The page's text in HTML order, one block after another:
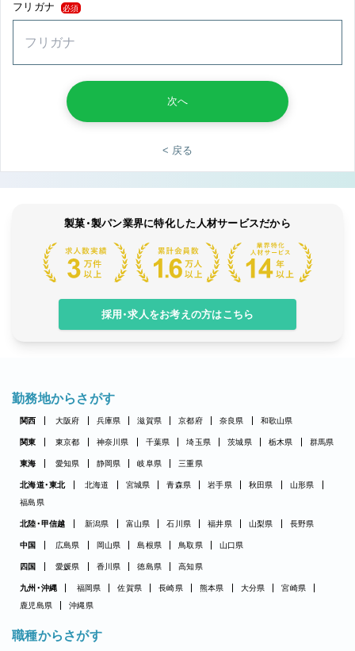
フリガナ 必須
次へ
< 戻る
製菓・製パン業界に特化した人材サービスだから
採用・求人をお考えの方はこちら
勤務地からさがす
関西 大阪府 兵庫県 滋賀県 京都府 奈良県 和歌山県
関東 東京都 神奈川県 千葉県 埼玉県 茨城県 栃木県 群馬県
東海 愛知県 静岡県 岐阜県 三重県
北海道・東北 北海道 宮城県 青森県 岩手県 秋田県
山形県
福島県
北陸・甲信越 新潟県 富山県 石川県 福井県 山梨県 長野県
中国 広島県 岡山県 島根県 鳥取県 山口県
四国 愛媛県 香川県 徳島県 高知県
九州・沖縄 福岡県 佐賀県 長崎県 熊本県 大分県
宮崎県
鹿児島県
沖縄県
職種からさがす